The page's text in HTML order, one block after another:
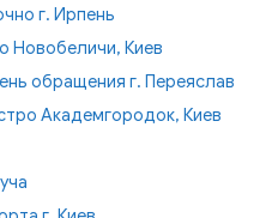
г. Ирпень
Новобеличи, Киев
обращения г. Переяслав
Академгородок, Киев